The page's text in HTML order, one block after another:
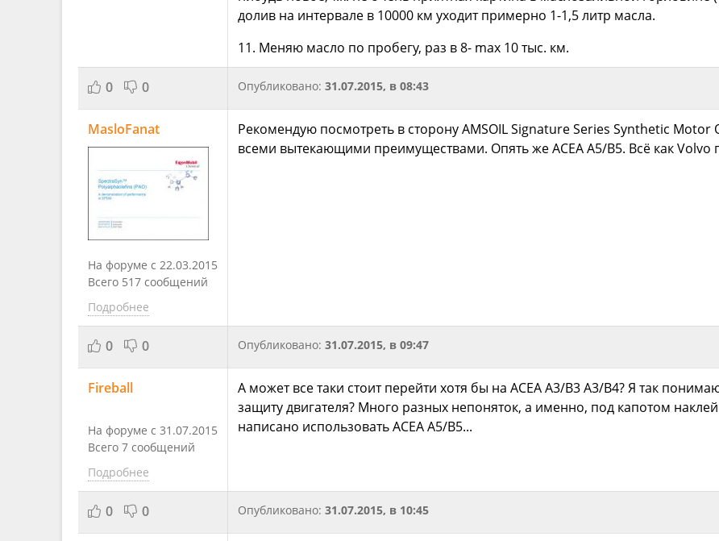
долив на интервале в 10000 км уходит примерно 1-1,5 литр масла.
11. Меняю масло по пробегу, раз в 8- max 10 тыс. км.
0 0 Опубликовано: 31.07.2015, в 08:43
MasloFanat
На форуме с 22.03.2015
Всего 517 сообщений
Подробнее
Рекомендую посмотреть в сторону AMSOIL Signature Series Synthetic Motor
всеми вытекающими преимуществами. Опять же ACEA A5/B5. Всё как Volvo
0 0 Опубликовано: 31.07.2015, в 09:47
Fireball
На форуме с 31.07.2015
Всего 7 сообщений
Подробнее
А может все таки стоит перейти хотя бы на ACEA A3/B3 A3/B4? Я так
защиту двигателя? Много разных непоняток, а именно, под капотом
написано использовать ACEA A5/B5...
0 0 Опубликовано: 31.07.2015, в 10:45